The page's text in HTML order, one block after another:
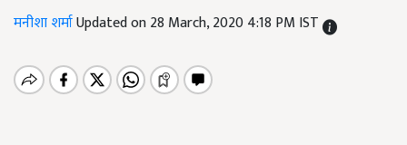
मनीशा शर्माUpdated on 28 March, 2020 4:18 PM IST